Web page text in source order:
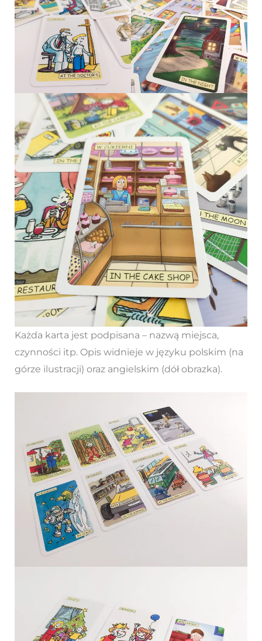
Każda karta jest podpisana – nazwą miejsca,
czynności itp. Opis widnieje w języku polskim (na
górze ilustracji) oraz angielskim (dół obrazka).